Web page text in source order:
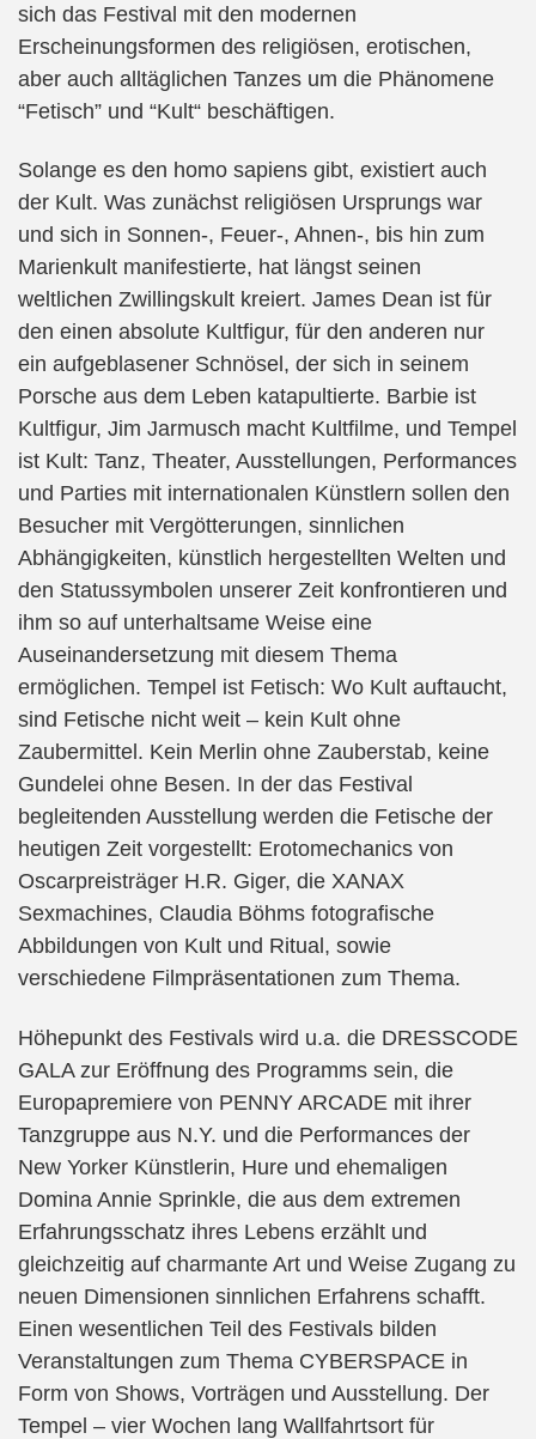
sich das Festival mit den modernen
Erscheinungsformen des religiösen, erotischen,
aber auch alltäglichen Tanzes um die Phänomene
“Fetisch” und “Kult“ beschäftigen.
Solange es den homo sapiens gibt, existiert auch
der Kult. Was zunächst religiösen Ursprungs war
und sich in Sonnen-, Feuer-, Ahnen-, bis hin zum
Marienkult manifestierte, hat längst seinen
weltlichen Zwillingskult kreiert. James Dean ist für
den einen absolute Kultfigur, für den anderen nur
ein aufgeblasener Schnösel, der sich in seinem
Porsche aus dem Leben katapultierte. Barbie ist
Kultfigur, Jim Jarmusch macht Kultfilme, und Tempel
ist Kult: Tanz, Theater, Ausstellungen, Performances
und Parties mit internationalen Künstlern sollen den
Besucher mit Vergötterungen, sinnlichen
Abhängigkeiten, künstlich hergestellten Welten und
den Statussymbolen unserer Zeit konfrontieren und
ihm so auf unterhaltsame Weise eine
Auseinandersetzung mit diesem Thema
ermöglichen. Tempel ist Fetisch: Wo Kult auftaucht,
sind Fetische nicht weit – kein Kult ohne
Zaubermittel. Kein Merlin ohne Zauberstab, keine
Gundelei ohne Besen. In der das Festival
begleitenden Ausstellung werden die Fetische der
heutigen Zeit vorgestellt: Erotomechanics von
Oscarpreisträger H.R. Giger, die XANAX
Sexmachines, Claudia Böhms fotografische
Abbildungen von Kult und Ritual, sowie
verschiedene Filmpräsentationen zum Thema.
Höhepunkt des Festivals wird u.a. die DRESSCODE
GALA zur Eröffnung des Programms sein, die
Europapremiere von PENNY ARCADE mit ihrer
Tanzgruppe aus N.Y. und die Performances der
New Yorker Künstlerin, Hure und ehemaligen
Domina Annie Sprinkle, die aus dem extremen
Erfahrungsschatz ihres Lebens erzählt und
gleichzeitig auf charmante Art und Weise Zugang zu
neuen Dimensionen sinnlichen Erfahrens schafft.
Einen wesentlichen Teil des Festivals bilden
Veranstaltungen zum Thema CYBERSPACE in
Form von Shows, Vorträgen und Ausstellung. Der
Tempel – vier Wochen lang Wallfahrtsort für